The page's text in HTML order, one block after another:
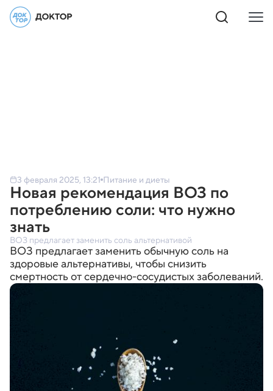
3 февраля 2025, 13:21 Питание и диеты
Новая рекомендация ВОЗ по
потреблению соли: что нужно
знать
ВОЗ предлагает заменить соль альтернативой
ВОЗ предлагает заменить обычную соль на
здоровые альтернативы, чтобы снизить
смертность от сердечно-сосудистых заболеваний.